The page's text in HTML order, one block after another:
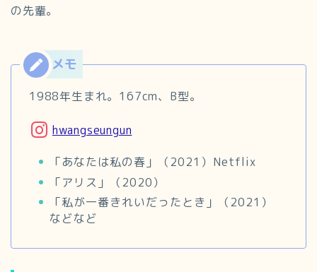
の先輩。
1988年生まれ。167cm、B型。
hwangseungun
「あなたは私の春」（2021）Netflix
「アリス」（2020）
「私が一番きれいだったとき」（2021）
などなど